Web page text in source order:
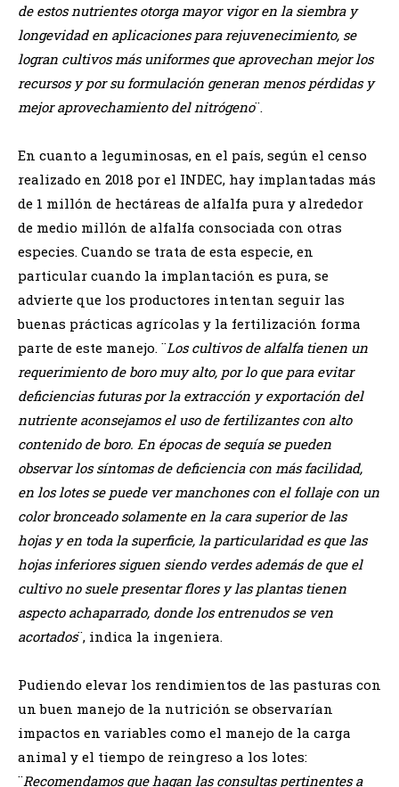
de estos nutrientes otorga mayor vigor en la siembra y
longevidad en aplicaciones para rejuvenecimiento, se
logran cultivos más uniformes que aprovechan mejor los
recursos y por su formulación generan menos pérdidas y
mejor aprovechamiento del nitrógeno¨.
En cuanto a leguminosas, en el país, según el censo
realizado en 2018 por el INDEC, hay implantadas más
de 1 millón de hectáreas de alfalfa pura y alrededor
de medio millón de alfalfa consociada con otras
especies. Cuando se trata de esta especie, en
particular cuando la implantación es pura, se
advierte que los productores intentan seguir las
buenas prácticas agrícolas y la fertilización forma
parte de este manejo. ¨Los cultivos de alfalfa tienen un
requerimiento de boro muy alto, por lo que para evitar
deficiencias futuras por la extracción y exportación del
nutriente aconsejamos el uso de fertilizantes con alto
contenido de boro. En épocas de sequía se pueden
observar los síntomas de deficiencia con más facilidad,
en los lotes se puede ver manchones con el follaje con un
color bronceado solamente en la cara superior de las
hojas y en toda la superficie, la particularidad es que las
hojas inferiores siguen siendo verdes además de que el
cultivo no suele presentar flores y las plantas tienen
aspecto achaparrado, donde los entrenudos se ven
acortados¨, indica la ingeniera.
Pudiendo elevar los rendimientos de las pasturas con
un buen manejo de la nutrición se observarían
impactos en variables como el manejo de la carga
animal y el tiempo de reingreso a los lotes:
¨Recomendamos que hagan las consultas pertinentes a